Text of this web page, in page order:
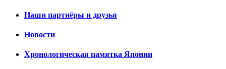
Наши партнёры и друзья
Новости
Хронологическая памятка Японии